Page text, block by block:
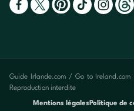
Guide Irlande.com / Go to
Reproduction interdite
Mentions légales Politique de